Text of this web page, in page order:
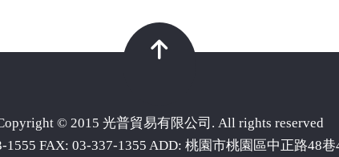
© 2015 光普貿易有限公司. All rights reserved
1555 FAX: 03-337-1355 ADD: 桃園市桃園區中正路48